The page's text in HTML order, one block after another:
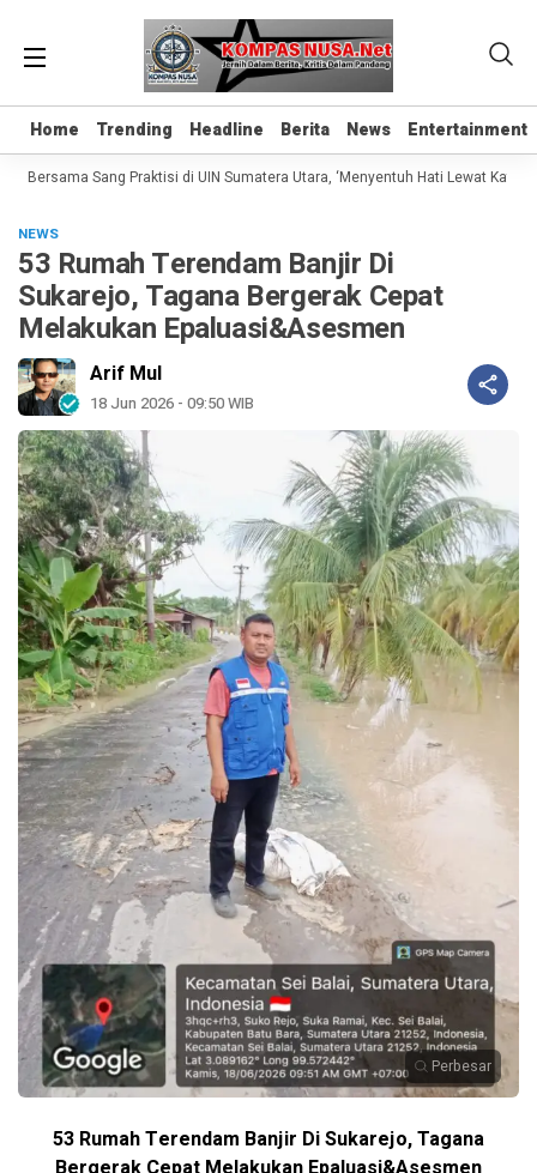
Home Trending Headline Berita News Entertainment
Home Trending Headline Berita News Entertainment
Sang Praktisi di UIN Sumatera Utara, ‘Menyentuh Hati Lewat Kata’
NEWS
53 Rumah Terendam Banjir Di
Sukarejo, Tagana Bergerak Cepat
Melakukan Epaluasi&Asesmen
Arif Mul
18 Jun 2026 - 09:50 WIB
Perbesar
53 Rumah Terendam Banjir Di Sukarejo, Tagana